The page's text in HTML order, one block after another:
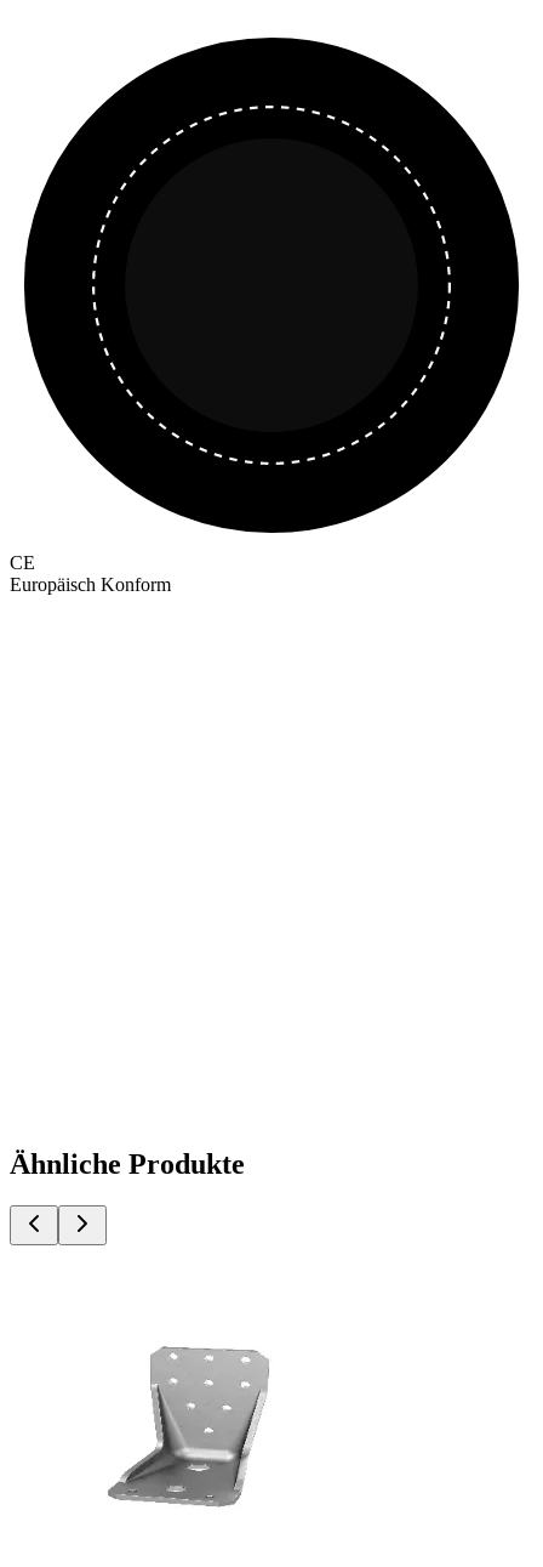
CE
Europäisch Konform
Ähnliche Produkte